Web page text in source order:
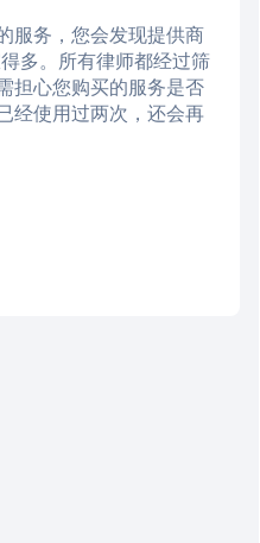
服务，您会发现提供商
多。所有律师都经过筛
担心您购买的服务是否
经使用过两次，还会再